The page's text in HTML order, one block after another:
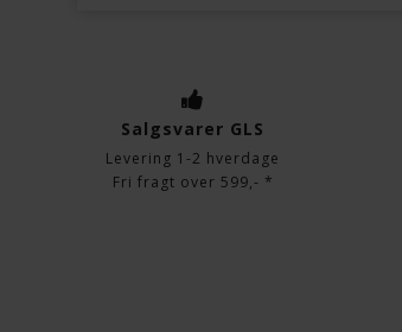
Salgsvarer GLS
Levering 1-2 hverdage
Fri fragt over 599,- *